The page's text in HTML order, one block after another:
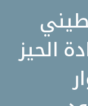
الحيز